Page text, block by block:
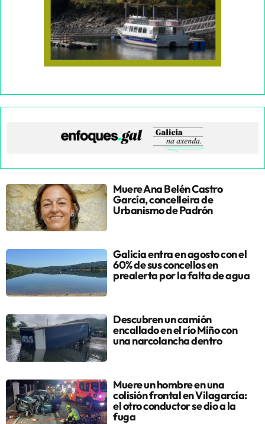
Muere Ana Belén Castro
García, concelleira de
Urbanismo de Padrón
Galicia entra en agosto con el
60% de sus concellos en
prealerta por la falta de agua
Descubren un camión
encallado en el río Miño con
una narcolancha dentro
Muere un hombre en una
colisión frontal en Vilagarcía:
el otro conductor se dio a la
fuga